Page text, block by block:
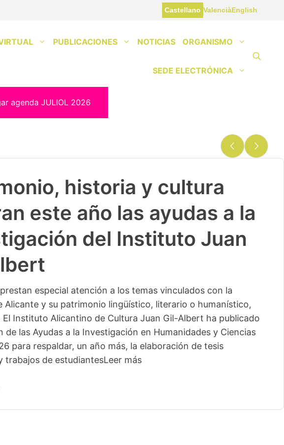
Castellano ValenciàEnglish
PUBLICACIONES NOTICIAS ORGANISMO
SEDE ELECTRÓNICA
agenda JULIOL 2026
historia y cultura
este año las ayudas a la
del Instituto Juan
especial atención a los temas vinculados con la
Alicante y su patrimonio lingüístico, literario o humanístico,
Instituto Alicantino de Cultura Juan Gil-Albert ha publicado
de las Ayudas a la Investigación en Humanidades y Ciencias
para respaldar, un año más, la elaboración de tesis
trabajos de estudiantesLeer más